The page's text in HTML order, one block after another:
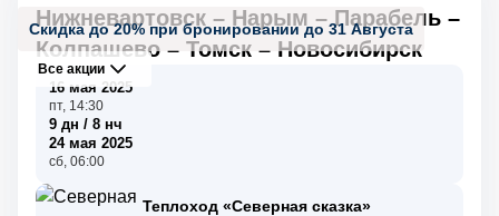
Скидка до 20% при бронировании до 31 Августа
Все акции
Нижневартовск – Нарым –Парабель –
Колпашево – Томск – Новосибирск
16 мая 2025
пт, 14:30
9 дн / 8 нч
24 мая 2025
сб, 06:00
Теплоход «Северная сказка»